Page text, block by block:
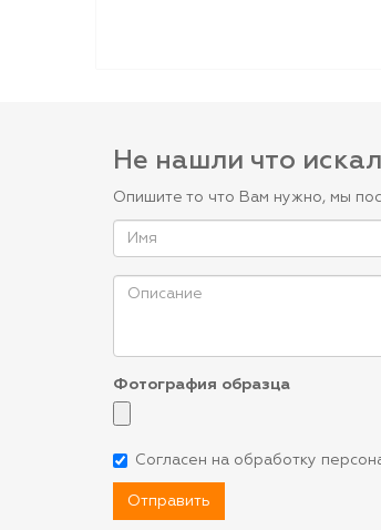
Не нашли что
Опишите то что Вам нужно, мы
Фотография образца
Согласен на обработку
Отправить